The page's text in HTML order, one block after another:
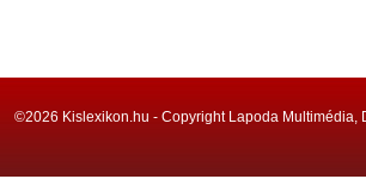
©2026 Kislexikon.hu - Copyright Lapoda Multimédia,